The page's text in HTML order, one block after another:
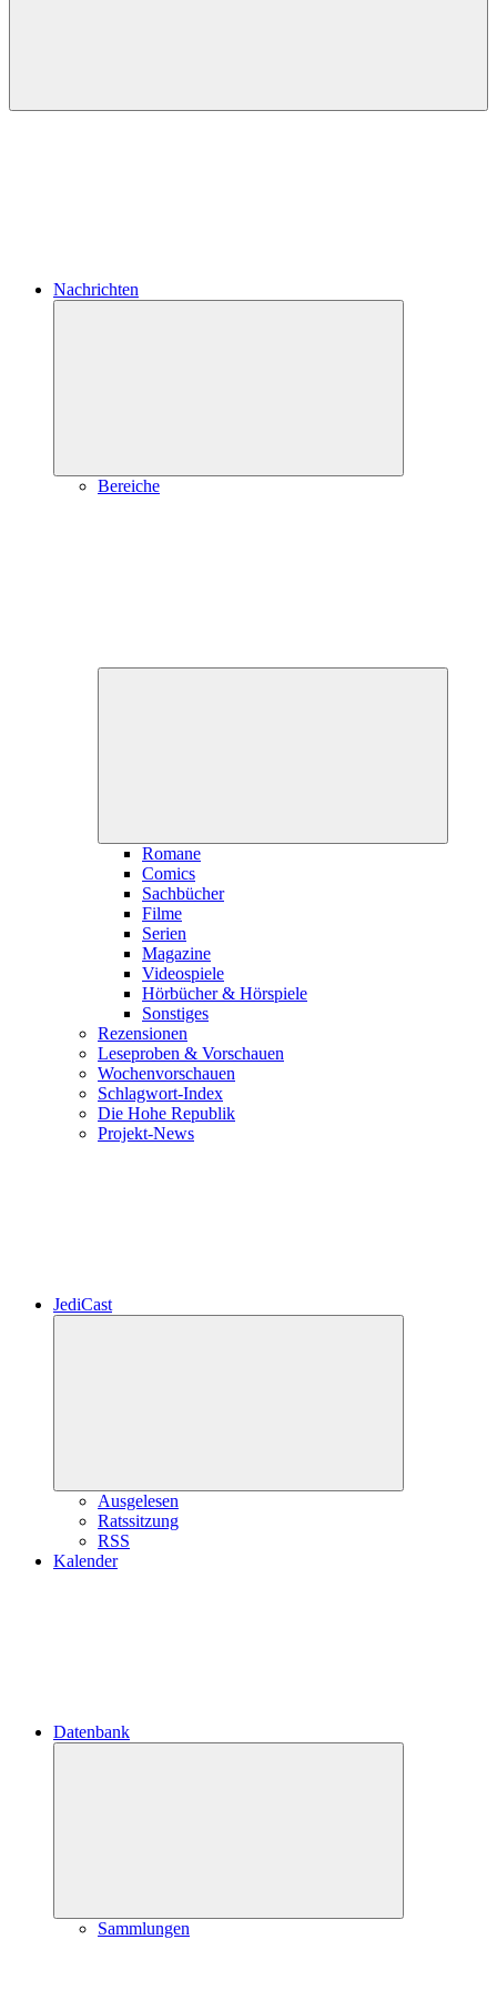
Nachrichten
Bereiche
Romane
Comics
Sachbücher
Filme
Serien
Magazine
Videospiele
Hörbücher & Hörspiele
Sonstiges
Rezensionen
Leseproben & Vorschauen
Wochenvorschauen
Schlagwort-Index
Die Hohe Republik
Projekt-News
JediCast
Ausgelesen
Ratssitzung
RSS
Kalender
Datenbank
Sammlungen